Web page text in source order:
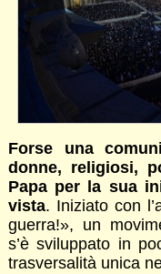
Forse una
donne, religiosi,
Papa per la sua
vista. Iniziato con
guerra!», un
s’è sviluppato in
trasversalità unica